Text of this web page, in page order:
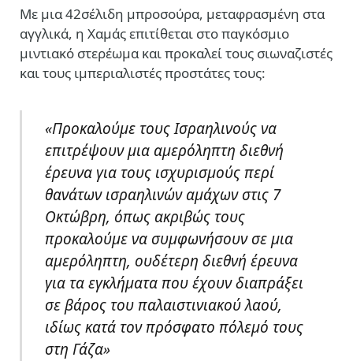
Με μια 42σέλιδη μπροσούρα, μεταφρασμένη στα
αγγλικά, η Χαμάς επιτίθεται στο παγκόσμιο
μιντιακό στερέωμα και προκαλεί τους σιωναζιστές
και τους ιμπεριαλιστές προστάτες τους:
«Προκαλούμε τους Ισραηλινούς να
επιτρέψουν μια αμερόληπτη διεθνή
έρευνα για τους ισχυρισμούς περί
θανάτων ισραηλινών αμάχων στις 7
Οκτώβρη, όπως ακριβώς τους
προκαλούμε να συμφωνήσουν σε μια
αμερόληπτη, ουδέτερη διεθνή έρευνα
για τα εγκλήματα που έχουν διαπράξει
σε βάρος του παλαιστινιακού λαού,
ιδίως κατά τον πρόσφατο πόλεμό τους
στη Γάζα»